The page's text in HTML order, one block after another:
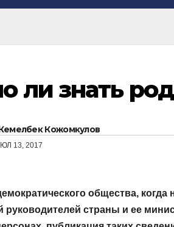
ли знать
Кожомкулов
13, 2017
общества,
руководителей страны и ее